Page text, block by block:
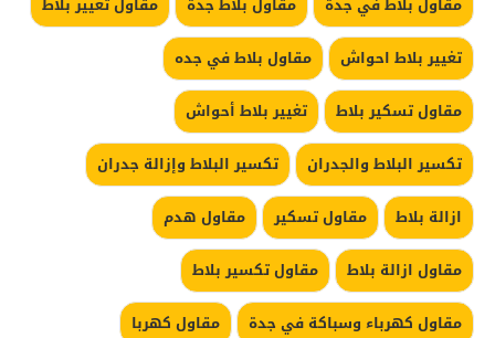
تغيير بلاط احواش
مقاول بلاط في جده
مقاول تسكير بلاط
تغيير بلاط أحواش
تكسير البلاط والجدران
تكسير البلاط وإزالة جدران
ازالة بلاط
مقاول تسكير
مقاول هدم
مقاول ازالة بلاط
مقاول تكسير بلاط
مقاول كهرباء وسباكة في جدة
مقاول كهربا